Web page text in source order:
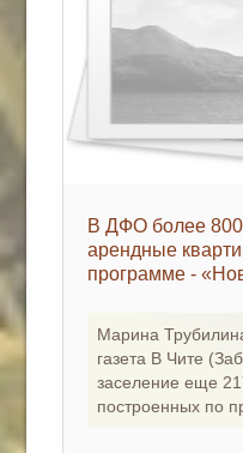
В ДФО более 800
арендные
программе -
Марина
газета В Чите
заселение еще
построенных по